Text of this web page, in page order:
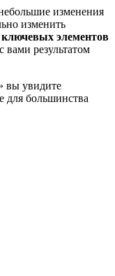
изменения
изменить
элементов
вами результатом
вы увидите
для большинства